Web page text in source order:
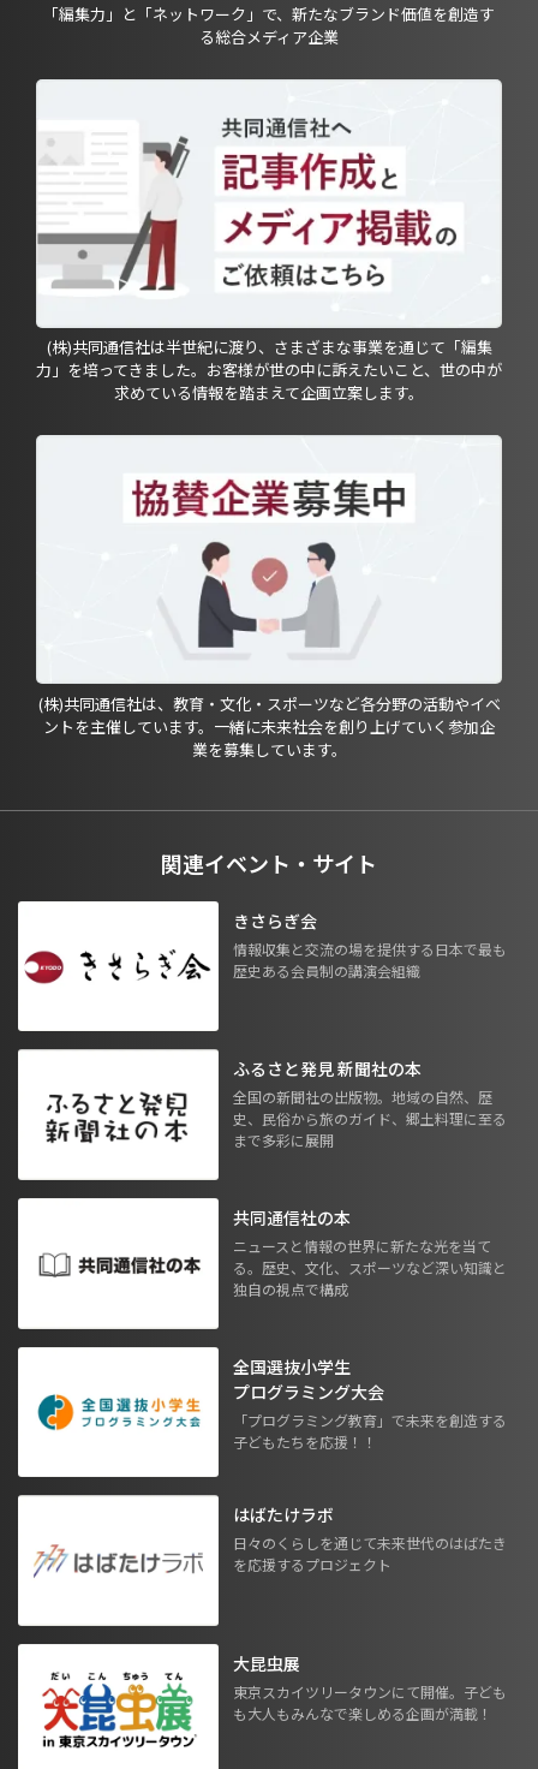
「編集力」と「ネットワーク」で、新たなブランド価値を創造す
る総合メディア企業
(株)共同通信社は半世紀に渡り、さまざまな事業を通じて「編集
力」を培ってきました。お客様が世の中に訴えたいこと、世の中が
求めている情報を踏まえて企画立案します。
(株)共同通信社は、教育・文化・スポーツなど各分野の活動やイベ
ントを主催しています。一緒に未来社会を創り上げていく参加企
業を募集しています。
関連イベント・サイト
きさらぎ会
情報収集と交流の場を提供する日本で最も
歴史ある会員制の講演会組織
ふるさと発見 新聞社の本
全国の新聞社の出版物。地域の自然、歴
史、民俗から旅のガイド、郷土料理に至る
まで多彩に展開
共同通信社の本
ニュースと情報の世界に新たな光を当て
る。歴史、文化、スポーツなど深い知識と
独自の視点で構成
全国選抜小学生
プログラミング大会
「プログラミング教育」で未来を創造する
子どもたちを応援！！
はばたけラボ
日々のくらしを通じて未来世代のはばたき
を応援するプロジェクト
大昆虫展
東京スカイツリータウンにて開催。子ども
も大人もみんなで楽しめる企画が満載！